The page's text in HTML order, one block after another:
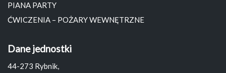
PIANA PARTY
ĆWICZENIA – POŻARY WEWNĘTRZNE
Dane jednostki
44-273 Rybnik,